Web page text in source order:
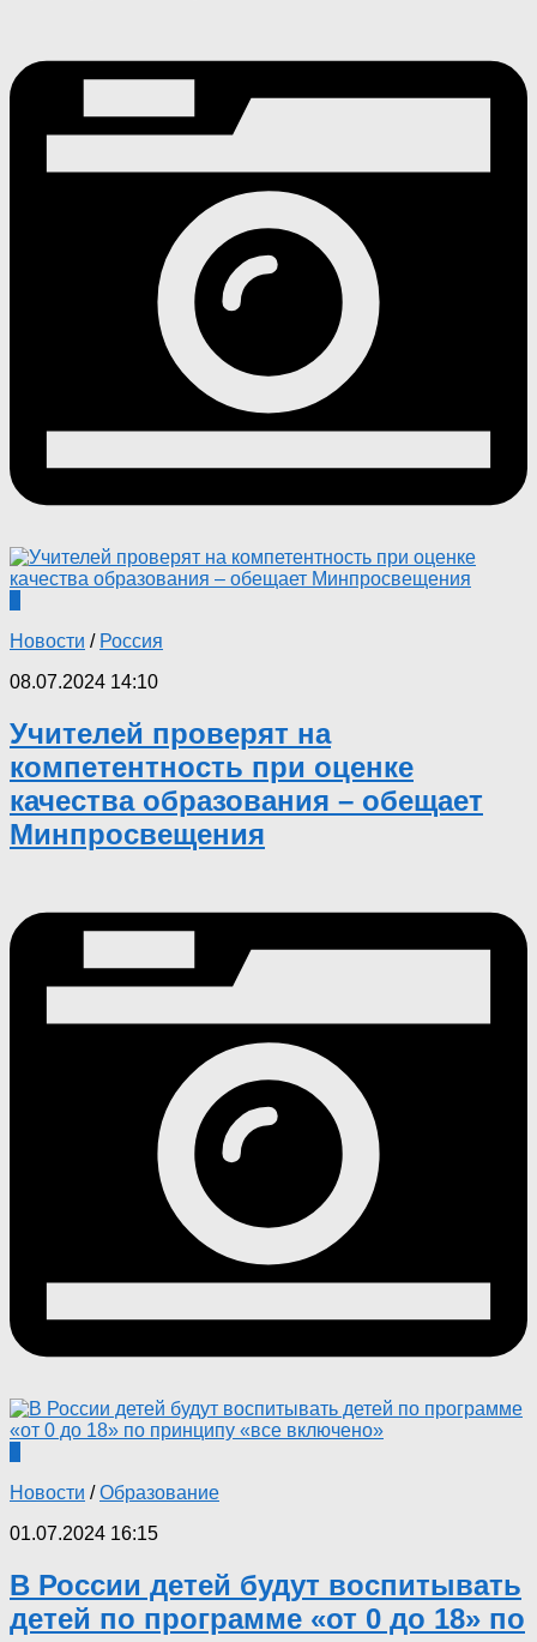
Новости / Россия
08.07.2024 14:10
Учителей проверят на
компетентность при оценке
качества образования – обещает
Минпросвещения
Новости /Образование
01.07.2024 16:15
В России детей будут воспитывать
детей по программе «от 0 до 18» по